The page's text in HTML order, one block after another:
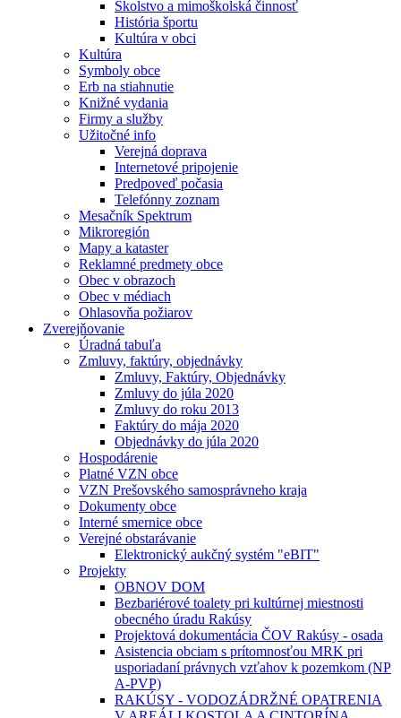
Školstvo a mimoškolská činnosť
História športu
Kultúra v obci
Kultúra
Symboly obce
Erb na stiahnutie
Knižné vydania
Firmy a služby
Užitočné info
Verejná doprava
Internetové pripojenie
Predpoveď počasia
Telefónny zoznam
Mesačník Spektrum
Mikroregión
Mapy a kataster
Reklamné predmety obce
Obec v obrazoch
Obec v médiach
Ohlasovňa požiarov
Zverejňovanie
Úradná tabuľa
Zmluvy, faktúry, objednávky
Zmluvy, Faktúry, Objednávky
Zmluvy do júla 2020
Zmluvy do roku 2013
Faktúry do mája 2020
Objednávky do júla 2020
Hospodárenie
Platné VZN obce
VZN Prešovského samosprávneho kraja
Dokumenty obce
Interné smernice obce
Verejné obstarávanie
Elektronický aukčný systém "eBIT"
Projekty
OBNOV DOM
Bezbariérové toalety pri kultúrnej miestnosti
obecného úradu Rakúsy
Projektová dokumentácia ČOV Rakúsy - osada
Asistencia obciam s prítomnosťou MRK pri
usporiadaní právnych vzťahov k pozemkom (NP
A-PVP)
RAKÚSY - VODOZÁDRŽNÉ OPATRENIA